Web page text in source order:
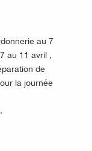
au 7
au 11 avril ,
de
la journée